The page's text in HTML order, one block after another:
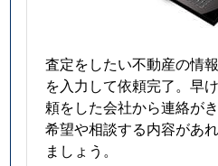
査定をしたい不動産の情
を入力して依頼完了。早
頼をした会社から連絡がき
希望や相談する内容があ
ましょう。